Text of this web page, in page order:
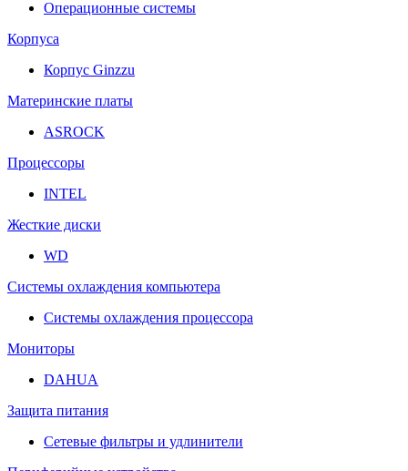
Операционные системы
Корпуса
Корпус Ginzzu
Материнские платы
ASROCK
Процессоры
INTEL
Жесткие диски
WD
Системы охлаждения компьютера
Системы охлаждения процессора
Мониторы
DAHUA
Защита питания
Сетевые фильтры и удлинители